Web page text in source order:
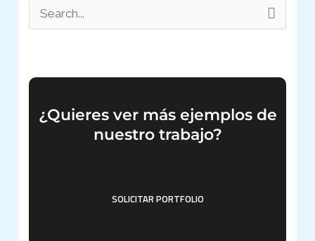
c
¿Quieres ver más ejemplos de
nuestro trabajo?
SOLICITAR PORTFOLIO